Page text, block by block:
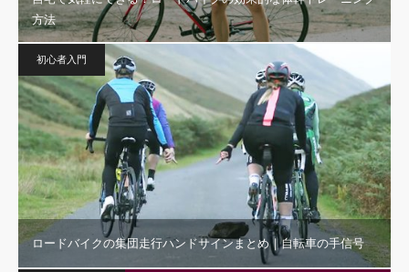
方法
初心者入門
ロードバイクの集団走行ハンドサインまとめ｜自転車の手信号